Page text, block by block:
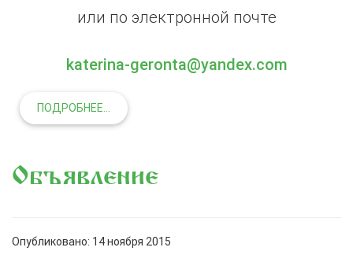
или по электронной почте
katerina-geronta@yandex.com
ПОДРОБНЕЕ...
Объявление
Опубликовано: 14 ноября 2015